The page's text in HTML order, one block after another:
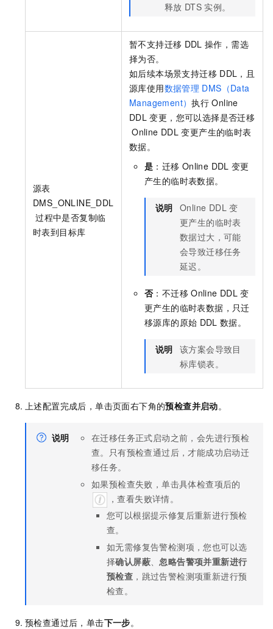
释放 DTS 实例。
源表
DMS_ONLINE_DDL
过程中是否复制临
时表到目标库
暂不支持迁移 DDL 操作，需选
择为否。
如后续本场景支持迁移 DDL，且
源库使用数据管理 DMS（Data
Management）执行 Online
DDL 变更，您可以选择是否迁移
Online DDL 变更产生的临时表
数据。
是 ：迁移 Online DDL 变更
产生的临时表数据。
说明 Online DDL 变
更产生的临时表
数据过大，可能
会导致迁移任务
延迟。
否：不迁移 Online DDL 变
更产生的临时表数据，只迁
移源库的原始 DDL 数据。
说明 该方案会导致目
标库锁表。
上述配置完成后，单击页面右下角的预检查并启动。
说明
在迁移任务正式启动之前，会先进行预检
查。只有预检查通过后，才能成功启动迁
移任务。
如果预检查失败，单击具体检查项后的
，查看失败详情。
您可以根据提示修复后重新进行预检
查。
如无需修复告警检测项，您也可以选
择确认屏蔽
忽略告警项并重新进行
预检查 ，跳过告警检测项重新进行预
检查。
预检查通过后，单击下一步。